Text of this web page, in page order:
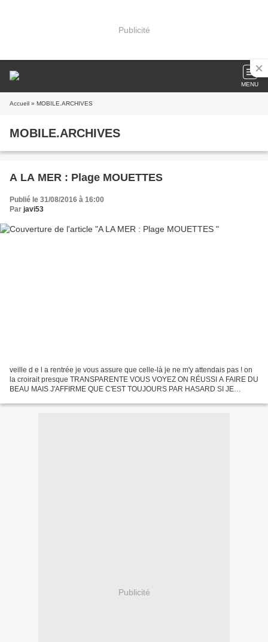
Publicité
MENU
Accueil » MOBILE.ARCHIVES
MOBILE.ARCHIVES
A LA MER : Plage MOUETTES
Publié le 31/08/2016 à 16:00
Par javi53
veille d e l a rentrée je vous assure que celle-là je ne m'y attendais pas ! on
la croirait presque TRANSPARENTE VOUS VOYEZ ON RÉUSSI A FAIRE DU
BEAU MAIS J'AFFIRME QUE C'EST TOUJOURS PAR HASARD SI JE
Publicité